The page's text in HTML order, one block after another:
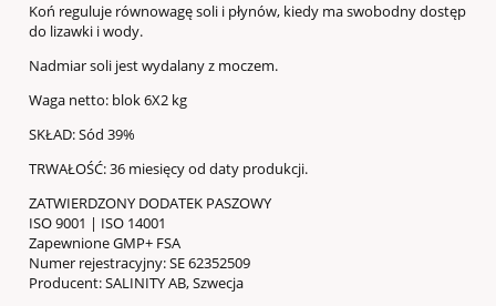
Koń reguluje równowagę soli i płynów, kiedy ma swobodny dostęp
do lizawki i wody.
Nadmiar soli jest wydalany z moczem.
Waga netto: blok 6X2 kg
SKŁAD: Sód 39%
TRWAŁOŚĆ: 36 miesięcy od daty produkcji.
ZATWIERDZONY DODATEK PASZOWY
ISO 9001 | ISO 14001
Zapewnione GMP+ FSA
Numer rejestracyjny: SE 62352509
Producent: SALINITY AB, Szwecja